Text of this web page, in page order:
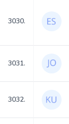
3030.
3031.
3032.